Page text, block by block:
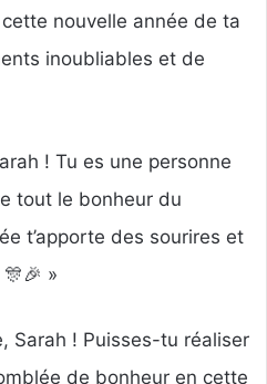
nouvelle année de ta
inoubliables et de
! Tu es une personne
tout le bonheur du
t’apporte des sourires et
»
Sarah ! Puisses-tu réaliser
de bonheur en cette